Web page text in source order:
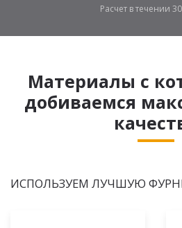
Расчет в течении
Материалы с
добиваемся
ИСПОЛЬЗУЕМ ЛУЧШУЮ